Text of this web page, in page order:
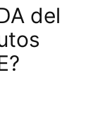
del